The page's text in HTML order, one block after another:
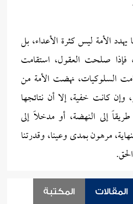
الأمة ليس كثرة الأعداء، بل
فإذا صلحت العقول، استقامت
السلوكيات، نهضت الأمة من
وإن كانت خفية، إلا أن نتائجها
إلى النهضة، أو مدخلاً إلى
مرهون بمدى وعينا، وقدرتنا
المقالات المكتبة